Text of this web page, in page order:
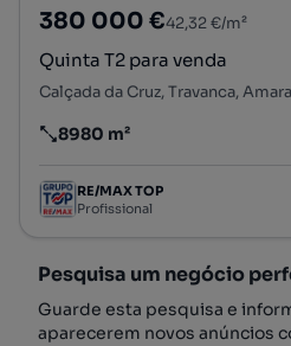
380 000 €42,32 €/m²
Quinta T2 para venda
Calçada da Cruz, Travanca,
Preço por metro quadrado
8980 m²
RE/MAX TOP
Profissional
Pesquisa um negócio
Guarde esta pesquisa e
aparecerem novos anúncios